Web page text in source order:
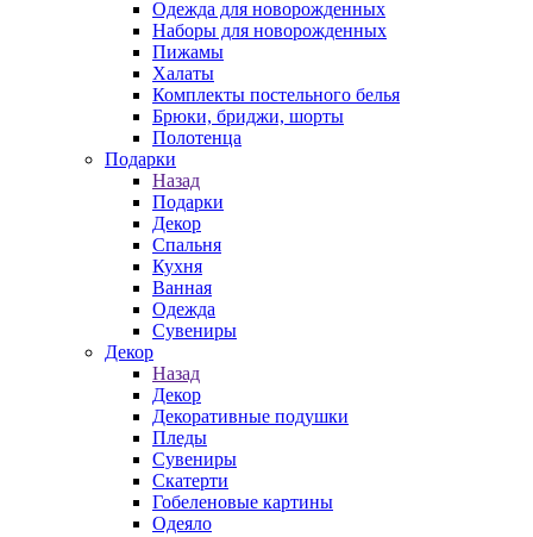
Одежда для новорожденных
Наборы для новорожденных
Пижамы
Халаты
Комплекты постельного белья
Брюки, бриджи, шорты
Полотенца
Подарки
Назад
Подарки
Декор
Спальня
Кухня
Ванная
Одежда
Сувениры
Декор
Назад
Декор
Декоративные подушки
Пледы
Сувениры
Скатерти
Гобеленовые картины
Одеяло